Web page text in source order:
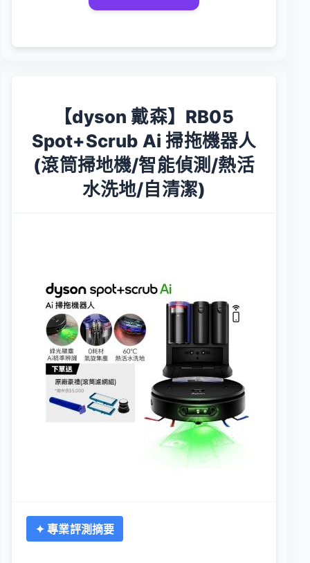
【dyson 戴森】RB05
Spot+Scrub Ai 掃拖機器人
(滾筒掃地機/智能偵測/熱活
水洗地/自清潔)
✦ 專業評測摘要